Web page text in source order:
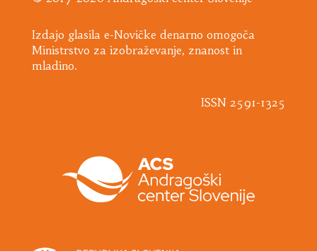
Izdajo glasila e-Novičke denarno omogoča
Ministrstvo za izobraževanje, znanost in
mladino.
ISSN 2591-1325